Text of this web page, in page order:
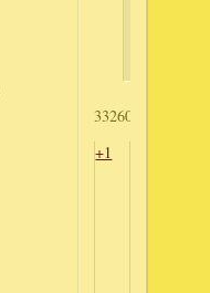
3326003237
+1